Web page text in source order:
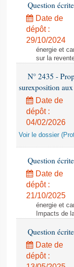
Question
Date de
dépôt :
29/10/2024
énergie et
sur la
N° 2435 -
surexposition
Date de
dépôt :
04/02/2026
Voir le dossier
Question
Date de
dépôt :
21/10/2025
énergie et
Impacts de
Question
Date de
dépôt :